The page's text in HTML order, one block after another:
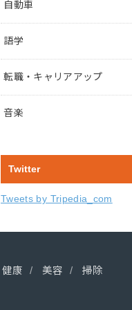
自動車
語学
転職・キャリアアップ
音楽
Twitter
Tweets by Tripedia_com
健康 美容 掃除